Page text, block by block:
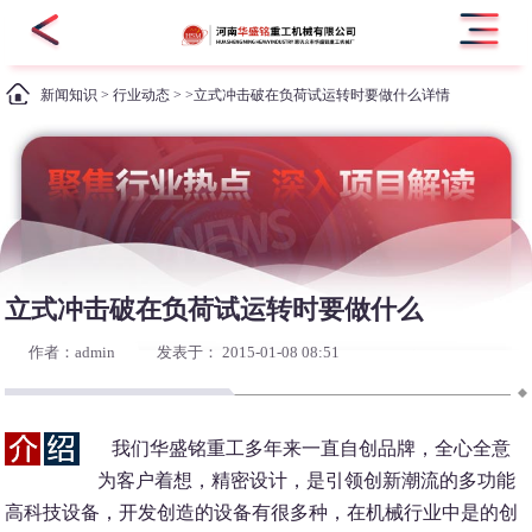
新闻知识 >行业动态 > >立式冲击破在负荷试运转时要做什么详情
立式冲击破在负荷试运转时要做什么
作者：admin 发表于： 2015-01-08 08:51
我们华盛铭重工多年来一直自创品牌，全心全意
为客户着想，精密设计，是引领创新潮流的多功能
高科技设备，开发创造的设备有很多种，在机械行业中是的创